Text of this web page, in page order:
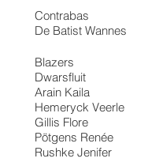
Contrabas
De Batist Wannes
Blazers
Dwarsfluit
Arain Kaila
Hemeryck Veerle
Gillis Flore
Pötgens Renée
Rushke Jenifer